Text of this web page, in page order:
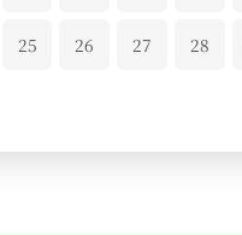
25 26 27 28